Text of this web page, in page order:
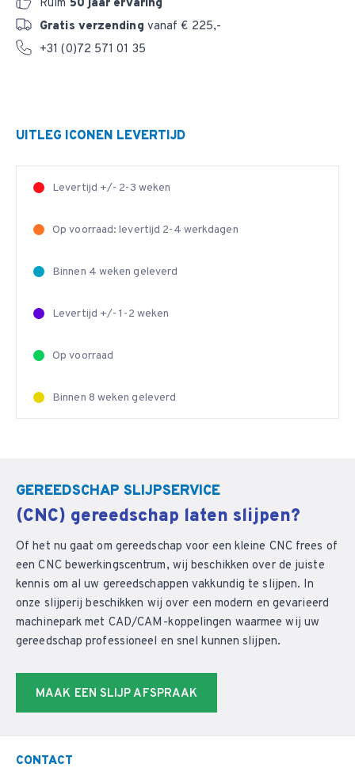
Ruim 50 jaar ervaring
Gratis verzending vanaf € 225,-
+31 (0)72 571 01 35
UITLEG ICONEN LEVERTIJD
Levertijd +/- 2-3 weken
Op voorraad: levertijd 2-4 werkdagen
Binnen 4 weken geleverd
Levertijd +/- 1-2 weken
Op voorraad
Binnen 8 weken geleverd
GEREEDSCHAP SLIJPSERVICE
(CNC) gereedschap laten slijpen?
Of het nu gaat om gereedschap voor een kleine CNC frees of
een CNC bewerkingscentrum, wij beschikken over de juiste
kennis om al uw gereedschappen vakkundig te slijpen. In
onze slijperij beschikken wij over een modern en gevarieerd
machinepark met CAD/CAM-koppelingen waarmee wij uw
gereedschap professioneel en snel kunnen slijpen.
MAAK EEN SLIJP AFSPRAAK
CONTACT